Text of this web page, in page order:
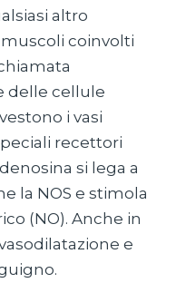
altro
coinvolti
delle cellule
i vasi
recettori
si lega a
la NOS e stimola
(NO). Anche in
e